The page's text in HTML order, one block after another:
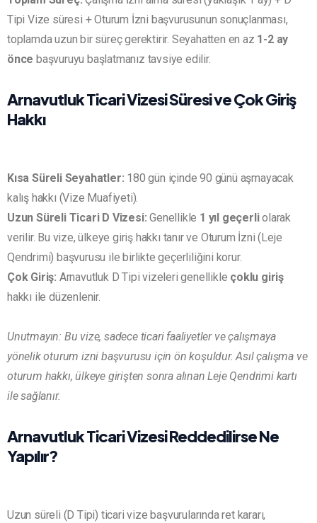
Tipi Vize süresi + Oturum İzni başvurusunun sonuçlanması,
toplamda uzun bir süreç gerektirir. Seyahatten en az 1-2 ay
önce başvuruyu başlatmanız tavsiye edilir.
Arnavutluk Ticari Vizesi Süresi ve Çok Giriş
Hakkı
Kısa Süreli Seyahatler: 180 gün içinde 90 günü aşmayacak
kalış hakkı (Vize Muafiyeti).
Uzun Süreli Ticari D Vizesi: Genellikle 1 yıl geçerliolarak
verilir. Bu vize, ülkeye giriş hakkı tanır ve Oturum İzni (Leje
Qendrimi) başvurusu ile birlikte geçerliliğini korur.
Çok Giriş: Arnavutluk D Tipi vizeleri genellikle çoklu giriş
hakkı ile düzenlenir.
Unutmayın: Bu vize, sadece ticari faaliyetler ve çalışmaya
yönelik oturum izni başvurusu için ön koşuldur. Asıl çalışma ve
oturum hakkı, ülkeye girişten sonra alınan Leje Qendrimi kartı
ile sağlanır.
Arnavutluk Ticari Vizesi Reddedilirse Ne
Yapılır?
Uzun süreli (D Tipi) ticari vize başvurularında ret kararı,